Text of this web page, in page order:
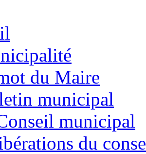
du Maire
municipal
municipal
du